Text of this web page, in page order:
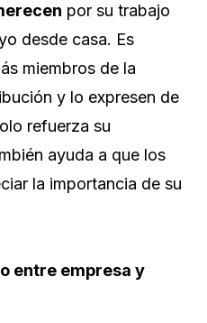
por su trabajo
desde casa. Es
miembros de la
y lo expresen de
refuerza su
ayuda a que los
la importancia de su
entre empresa y